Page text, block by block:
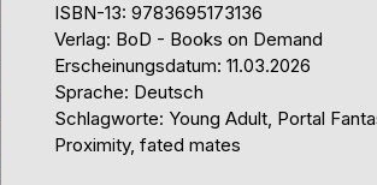
ISBN-13: 9783695173136
Verlag: BoD - Books on Demand
Erscheinungsdatum: 11.03.2026
Sprache: Deutsch
Schlagworte: Young Adult, Portal
Proximity, fated mates